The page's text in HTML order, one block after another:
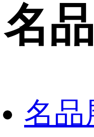
名
名品